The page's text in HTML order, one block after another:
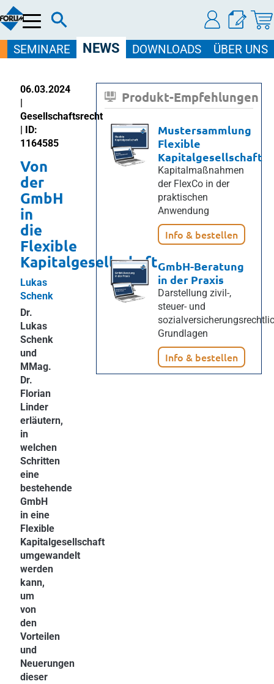
Menü
SEMINARE NEWS DOWNLOADS ÜBER UNS
06.03.2024
|
Gesellschaftsrecht
| ID:
1164585
Von
der
GmbH
in
die
Flexible
Kapitalgesellschaft
Lukas
Schenk
Dr.
Lukas
Schenk
und
MMag.
Dr.
Florian
Linder
erläutern,
in
welchen
Schritten
eine
bestehende
GmbH
in eine
Flexible
Kapitalgesellschaft
umgewandelt
werden
kann,
um
von
den
Vorteilen
und
Neuerungen
dieser
Produkt-Empfehlungen
Mustersammlung
Flexible
Kapitalgesellschaft
Kapitalmaßnahmen
der FlexCo in der
praktischen
Anwendung
Info & bestellen
GmbH-Beratung
in der Praxis
Darstellung zivil-,
steuer- und
Grundlagen
Info & bestellen